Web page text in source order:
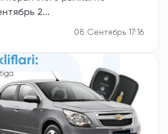
2...
08 Сентябрь 17:16